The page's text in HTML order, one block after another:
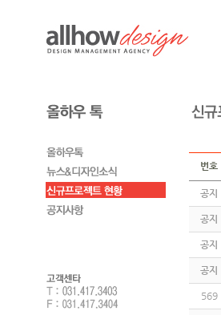
번호
공지
공지
공지
공지
569